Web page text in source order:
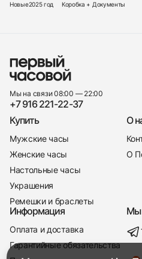
+7 916
Новые2025 год Коробка + Документы
Мы на связи 08:00 — 22:00
+7 916 221-22-37
Купить
Мужские часы
Женские часы
Настольные часы
Украшения
Ремешки и браслеты
О
О
Информация
Оплата и доставка
Гарантийные обязательства
Мы